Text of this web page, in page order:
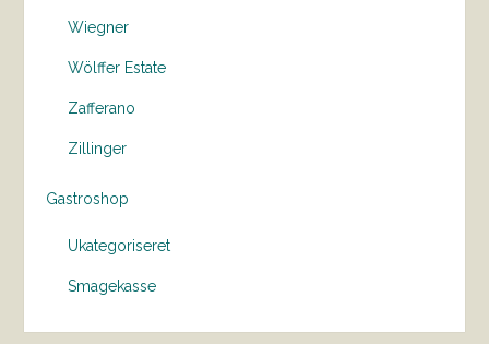
Wiegner
Wölffer Estate
Zafferano
Zillinger
Gastroshop
Ukategoriseret
Smagekasse